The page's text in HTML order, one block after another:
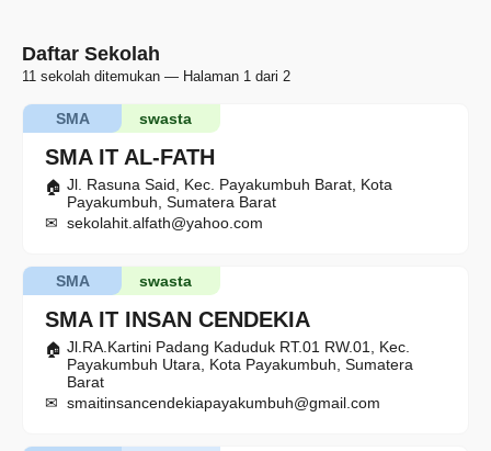
Daftar Sekolah
11 sekolah ditemukan — Halaman 1 dari 2
SMA IT AL-FATH
swasta
SMA
Jl. Rasuna Said, Kec. Payakumbuh Barat, Kota
Payakumbuh, Sumatera Barat
sekolahit.alfath@yahoo.com
SMA IT INSAN CENDEKIA
swasta
SMA
Jl.RA.Kartini Padang Kaduduk RT.01 RW.01, Kec.
Payakumbuh Utara, Kota Payakumbuh, Sumatera
Barat
smaitinsancendekiapayakumbuh@gmail.com